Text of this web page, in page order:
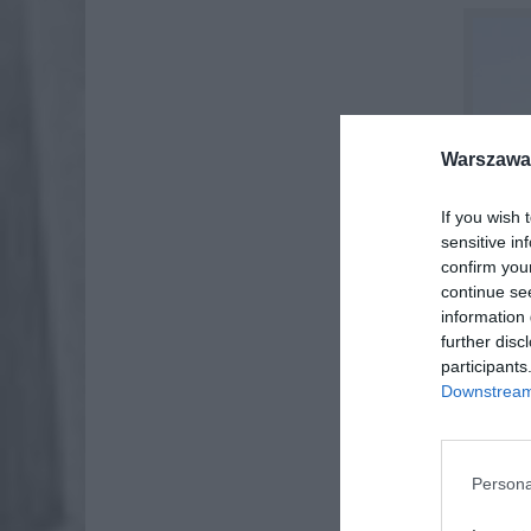
If you wish
sensitive
confirm
continue
information
further